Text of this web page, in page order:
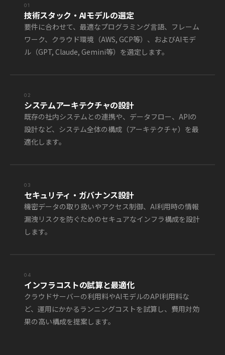
01
技術スタック・AIモデルの選定
要件に合わせて、最適なプログラミング言語、フレーム
ワーク、クラウド環境（AWS, GCP等）、およびAIモデ
ル（GPT, Claude, Gemini等）を選定します。
02
システムアーキテクチャの設計
既存の社内システムとの連携や、データフロー、APIの
設計など、システム全体の構成（アーキテクチャ）を最
適化します。
03
セキュリティ・ガバナンス設計
機密データの取り扱いやアクセス制御、AI利用時の情報
漏洩リスクを防ぐためのセキュアなインフラ構成を設計
します。
04
インフラコストの試算と最適化
クラウドサーバーの利用料やAIモデルのAPI利用料な
ど、運用にかかるランニングコストを試算し、費用対効
果の高い構成を提案します。